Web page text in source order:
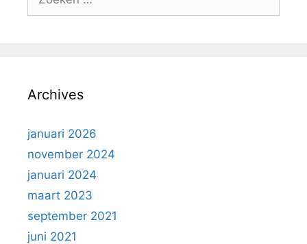
naar:
Archives
januari 2026
november 2024
januari 2024
maart 2023
september 2021
juni 2021